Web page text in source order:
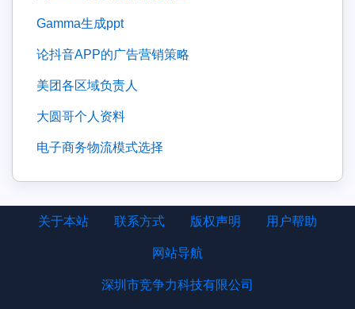
gamma生成ppt
论抖音APP的广告营销策略
美团各区域负责人
大圆哥个人资料
电子商务物流模式选择
关于本站 联系方式 版权声明 用户帮助
网站导航
深圳市竞争力科技有限公司